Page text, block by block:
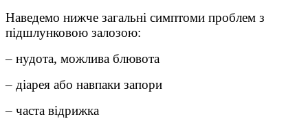
Наведемо нижче загальні симптоми проблем з
підшлунковою залозою:
– нудота, можлива блювота
– діарея або навпаки запори
– часта відрижка